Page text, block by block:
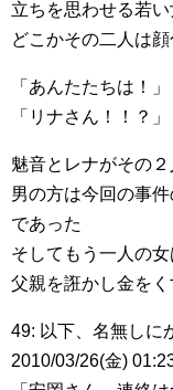
立ちを思わせる若
どこかその二人は
「あんたたちは！」
「リナさん！！？」
魅音とレナがその
男の方は今回の事
であった
そしてもう一人の
父親を誑かし金を
49: 以下、名無しに
2010/03/26(金)